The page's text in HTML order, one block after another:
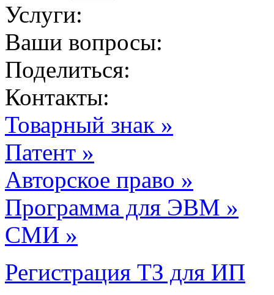
Услуги:
Ваши вопросы:
Поделиться:
Контакты:
Товарный знак »
Патент »
Авторское право »
Программа для ЭВМ »
СМИ »
Регистрация ТЗ для ИП